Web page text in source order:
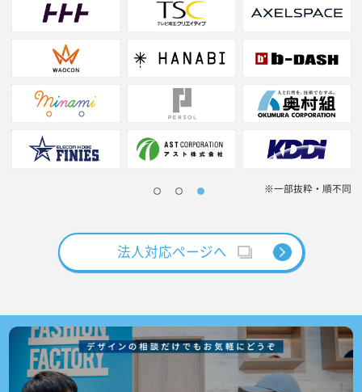
※一部抜粋・順不同
法人対応ページへ